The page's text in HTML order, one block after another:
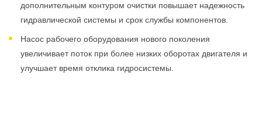
дополнительным контуром очистки повышает надежность
гидравлической системы и срок службы компонентов.
Насос рабочего оборудования нового поколения
увеличивает поток при более низких оборотах двигателя и
улучшает время отклика гидросистемы.